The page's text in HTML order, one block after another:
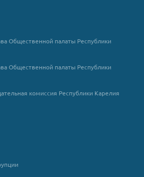
Общественной палаты Республики
Общественной палаты Республики
комиссия Республики Карелия